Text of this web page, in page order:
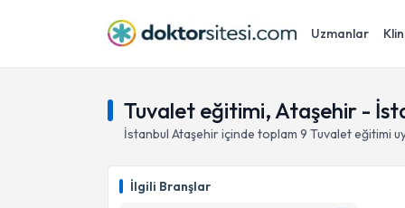
Uzmanlar
Tuvalet eğitimi, Ataşehir -
İstanbul Ataşehiriçinde toplam 9 Tuvalet eğitimi
İlgili Branşlar